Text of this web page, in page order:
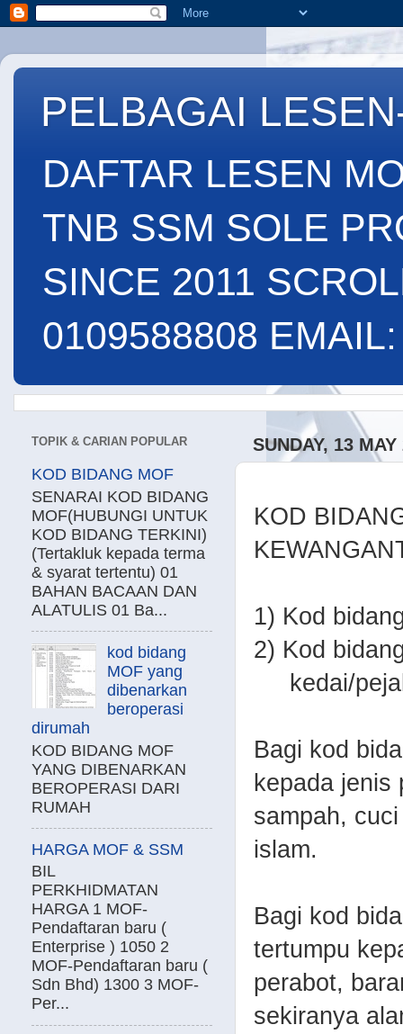
PELBAGAI
DAFTAR LESEN
TNB SSM SOLE
SINCE 2011
0109588808
SUNDAY, 13 MAY
KOD
1) Kod
2) Kod
kedai/
Bagi kod
kepada jenis
sampah,
islam.
Bagi kod
tertumpu
perabot,
sekiranya
TOPIK & CARIAN POPULAR
KOD BIDANG MOF
SENARAI KOD BIDANG
MOF(HUBUNGI UNTUK
KOD BIDANG TERKINI)
(Tertakluk kepada terma
& syarat tertentu) 01
BAHAN BACAAN DAN
ALATULIS 01 Ba...
kod bidang
MOF yang
dibenarkan
beroperasi
dirumah
KOD BIDANG MOF
YANG DIBENARKAN
BEROPERASI DARI
RUMAH
HARGA MOF & SSM
BIL
PERKHIDMATAN
HARGA 1 MOF-
Pendaftaran baru (
Enterprise ) 1050 2
MOF-Pendaftaran baru (
Sdn Bhd) 1300 3 MOF-
Per...